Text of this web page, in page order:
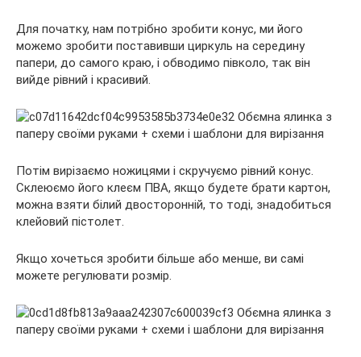
Для початку, нам потрібно зробити конус, ми його
можемо зробити поставивши циркуль на середину
папери, до самого краю, і обводимо півколо, так він
вийде рівний і красивий.
Потім вирізаємо ножицями і скручуємо рівний конус.
Склеюємо його клеєм ПВА, якщо будете брати картон,
можна взяти білий двосторонній, то тоді, знадобиться
клейовий пістолет.
Якщо хочеться зробити більше або менше, ви самі
можете регулювати розмір.